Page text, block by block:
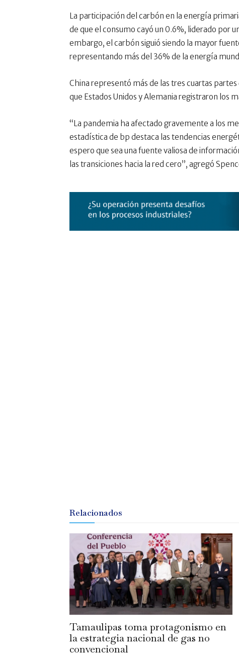
La participación del carbón en la energía
de que el consumo cayó un 0.6%, liderado por
embargo, el carbón siguió siendo la mayor
representando más del 36% de la energía
China representó más de las tres cuartas
que Estados Unidos y Alemania registraron los
“La pandemia ha afectado gravemente a los
estadística de bp destaca las tendencias
espero que sea una fuente valiosa de
las transiciones hacia la red cero”, agregó
Relacionados
Tamaulipas toma protagonismo en
la estrategia nacional de gas no
convencional